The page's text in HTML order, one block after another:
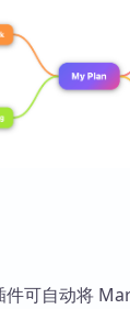
可自动将